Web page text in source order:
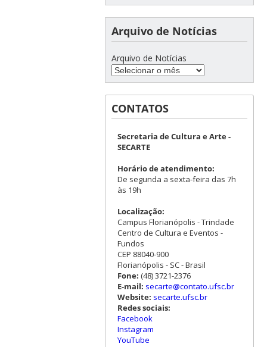
Arquivo de Notícias
Arquivo de Notícias
CONTATOS
Secretaria de Cultura e Arte -
SECARTE
Horário de atendimento:
De segunda a sexta-feira das 7h
às 19h
Localização:
Campus Florianópolis - Trindade
Centro de Cultura e Eventos -
Fundos
CEP 88040-900
Florianópolis - SC - Brasil
Fone: (48) 3721-2376
E-mail: secarte@contato.ufsc.br
Website: secarte.ufsc.br
Redes sociais:
Facebook
Instagram
YouTube